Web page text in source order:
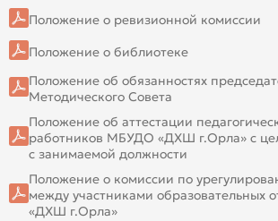
Положение о ревизионной комиссии
Положение о библиотеке
Положение об обязанностях
Методического Совета
Положение об аттестации
работников МБУДО «ДХШ г.Орла» с
с занимаемой должности
Положение о комиссии по
между участниками
«ДХШ г.Орла»